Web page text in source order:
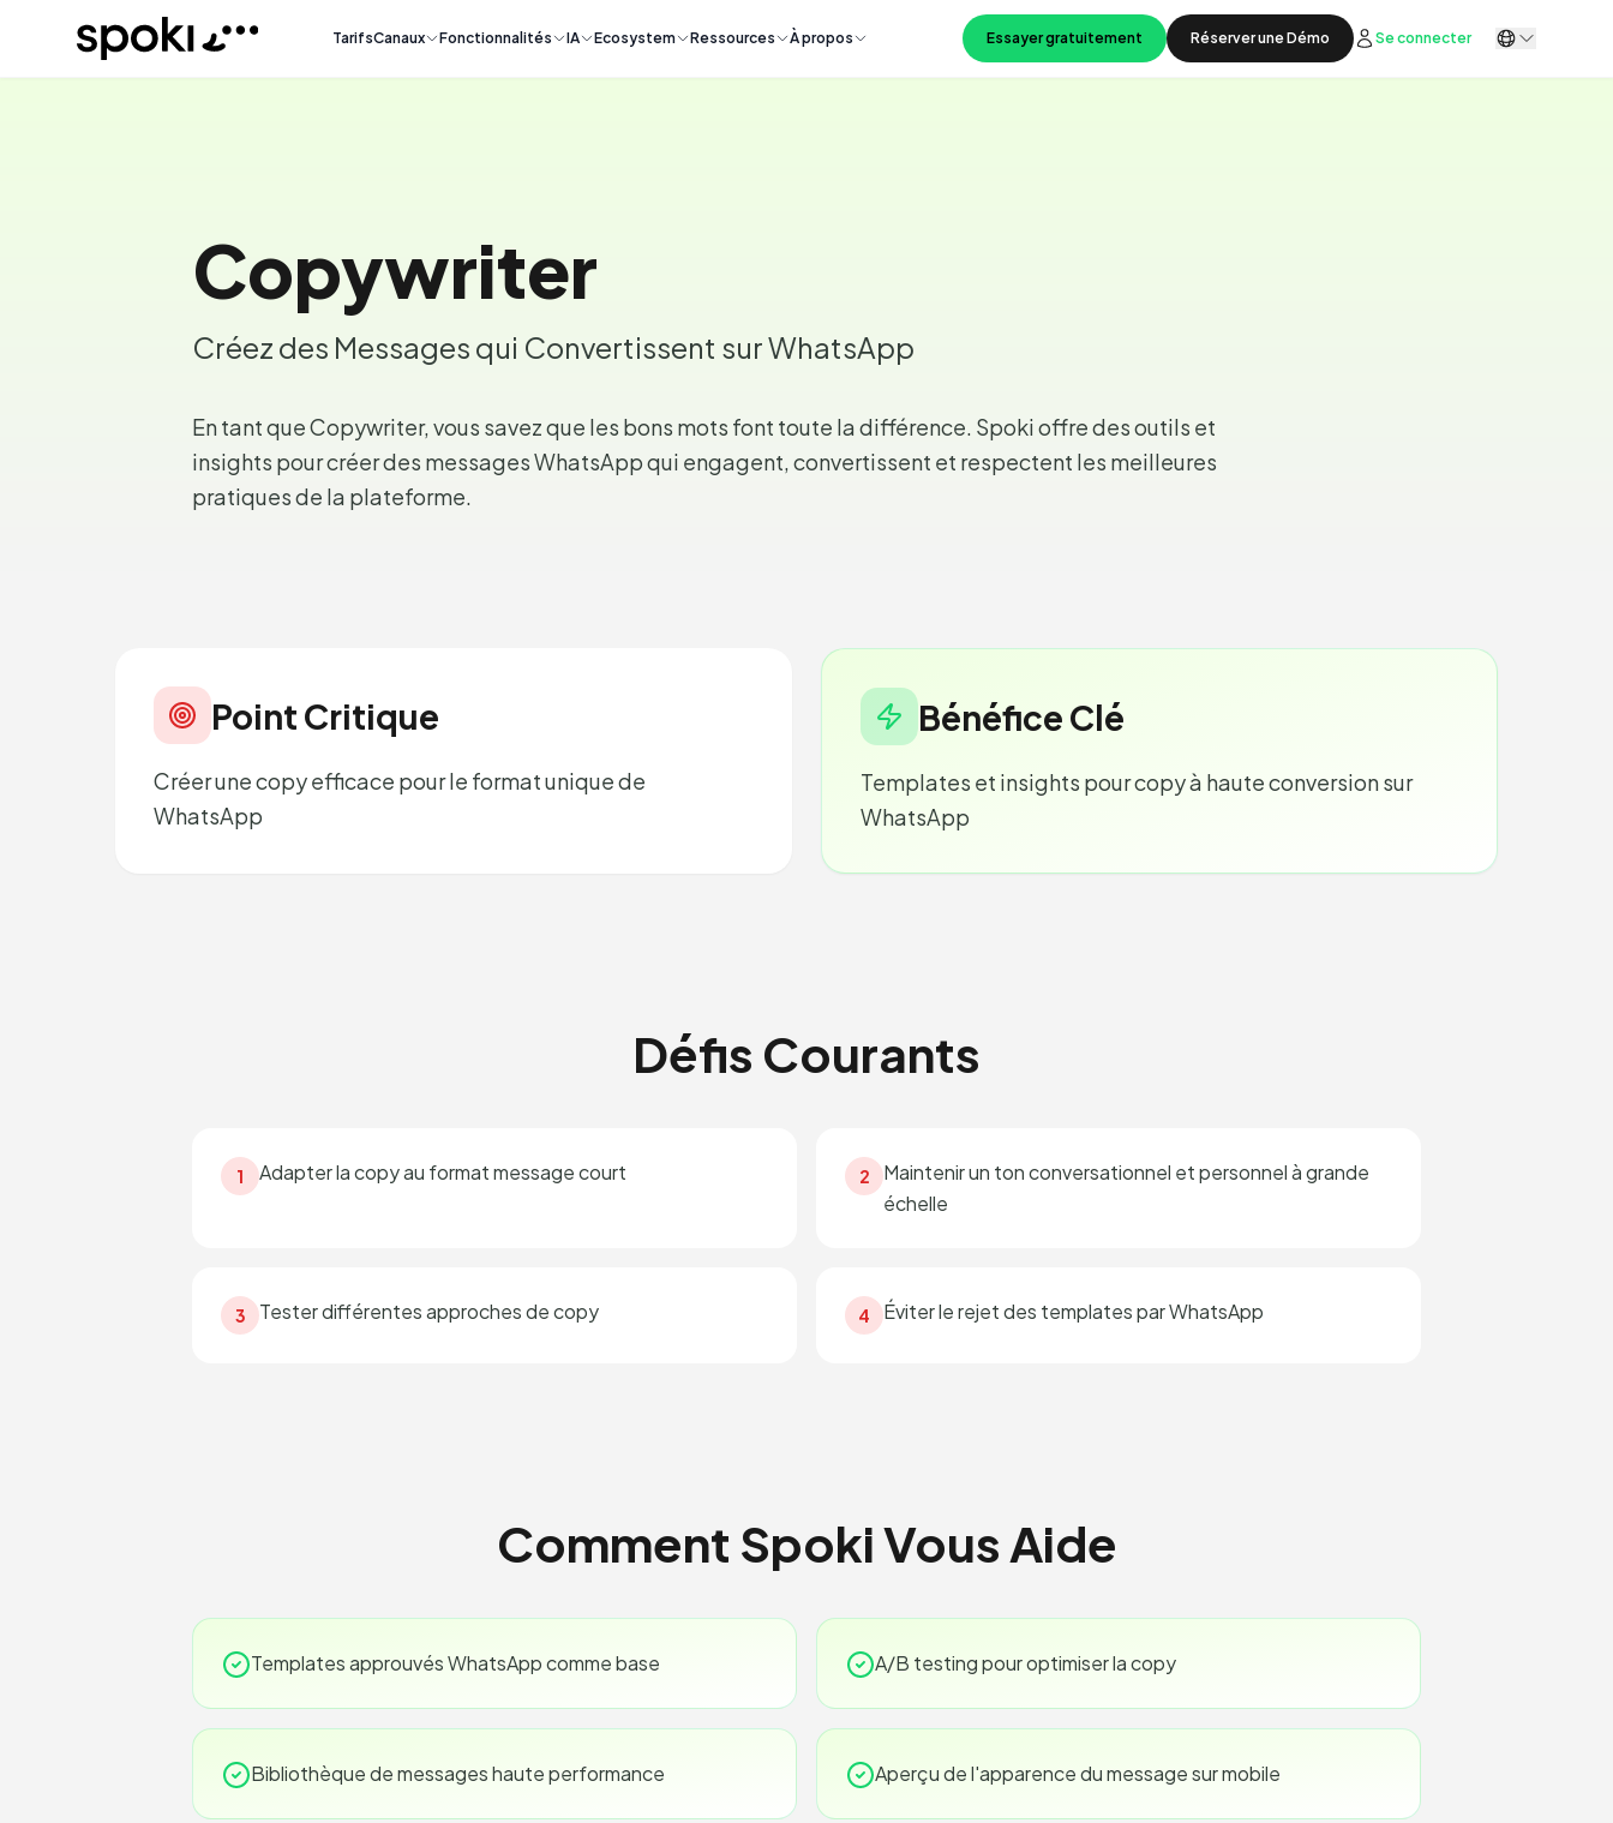
Spoki TarifsCanaux Fonctionnalités IA Ecosystem Ressources À propos Essayer gratuitement Réserver une Démo Se connecter
Copywriter
Créez des Messages qui Convertissent sur WhatsApp
En tant que Copywriter, vous savez que les bons mots font toute la différence. Spoki offre des outils et
insights pour créer des messages WhatsApp qui engagent, convertissent et respectent les meilleures
pratiques de la plateforme.
Point Critique
Créer une copy efficace pour le format unique de
WhatsApp
Bénéfice Clé
Templates et insights pour copy à haute conversion sur
WhatsApp
Défis Courants
1 Adapter la copy au format message court 2
Maintenir un ton conversationnel et personnel à grande
échelle
3 Tester différentes approches de copy 4 Éviter le rejet des templates par WhatsApp
Comment Spoki Vous Aide
Templates approuvés WhatsApp comme base A/B testing pour optimiser la copy
Bibliothèque de messages haute performance Aperçu de l'apparence du message sur mobile